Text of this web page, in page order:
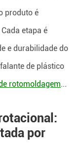
produto é
etapa é
e durabilidade do
de plástico
rotomoldagem...
por